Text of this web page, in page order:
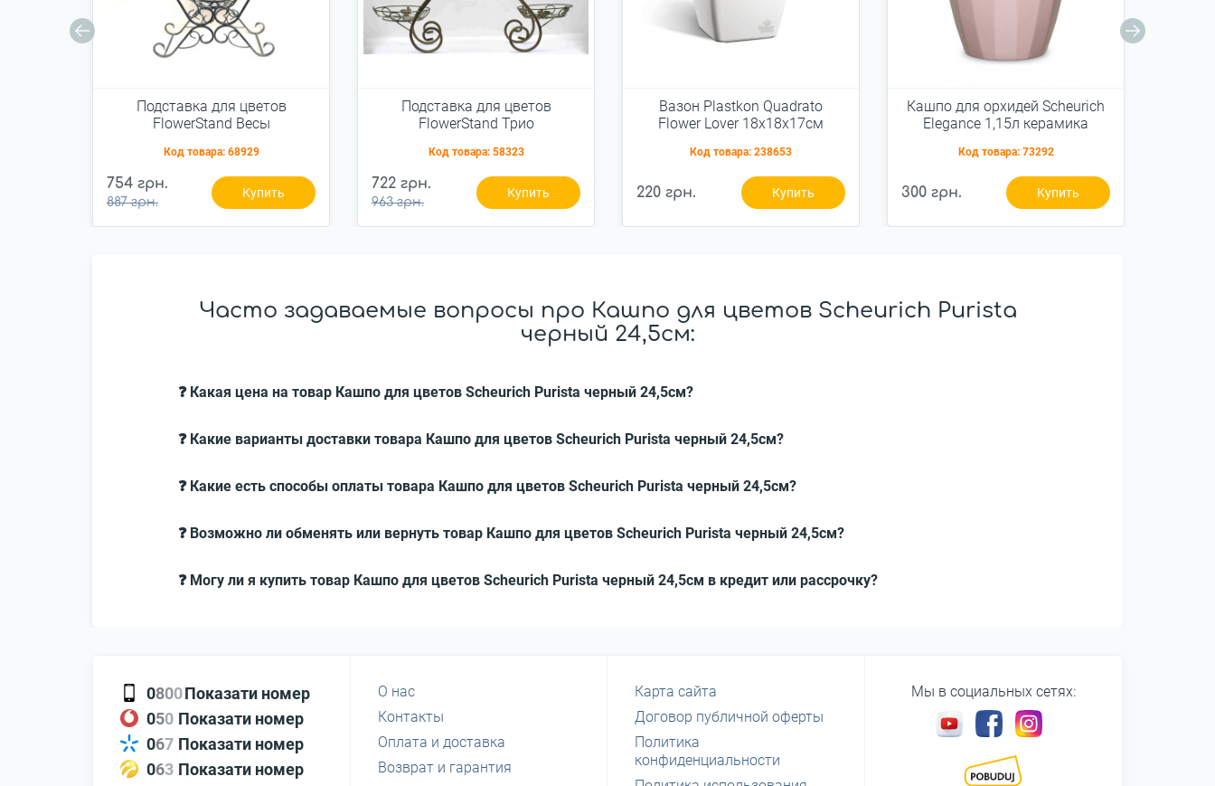
Подставка для цветов
FlowerStand Весы
Код товара: 68929
754 грн.
887 грн.
Купить
Подставка для цветов
FlowerStand Трио
Код товара: 58323
722 грн.
963 грн.
Купить
Вазон Plastkon Quadrato
Flower Lover 18x18x17см
Код товара: 238653
220 грн. Купить
Кашпо для орхидей Scheurich
Elegance 1,15л керамика
Код товара: 73292
300 грн. Купить
Часто задаваемые вопросы про Кашпо для цветов Scheurich Purista
черный 24,5см:
❓ Какая цена на товар Кашпо для цветов Scheurich Purista черный 24,5см?
❓ Какие варианты доставки товара Кашпо для цветов Scheurich Purista черный 24,5см?
❓ Какие есть способы оплаты товара Кашпо для цветов Scheurich Purista черный 24,5см?
❓ Возможно ли обменять или вернуть товар Кашпо для цветов Scheurich Purista черный 24,5см?
❓ Могу ли я купить товар Кашпо для цветов Scheurich Purista черный 24,5см в кредит или рассрочку?
0800Показати номер
050 Показати номер
067 Показати номер
063 Показати номер
О нас
Контакты
Оплата и доставка
Возврат и гарантия
Карта сайта
Договор публичной оферты
Политика
конфиденциальности
Мы в социальных сетях: